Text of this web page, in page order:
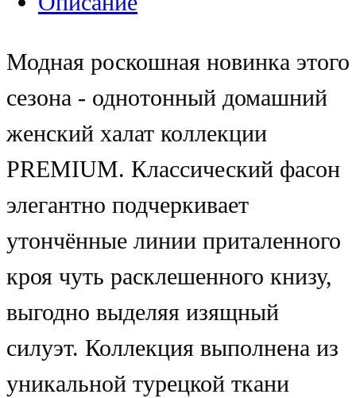
Модная роскошная новинка этого
сезона - однотонный домашний
женский халат коллекции
PREMIUM. Классический фасон
элегантно подчеркивает
утончённые линии приталенного
кроя чуть расклешенного книзу,
выгодно выделяя изящный
силуэт. Коллекция выполнена из
уникальной турецкой ткани